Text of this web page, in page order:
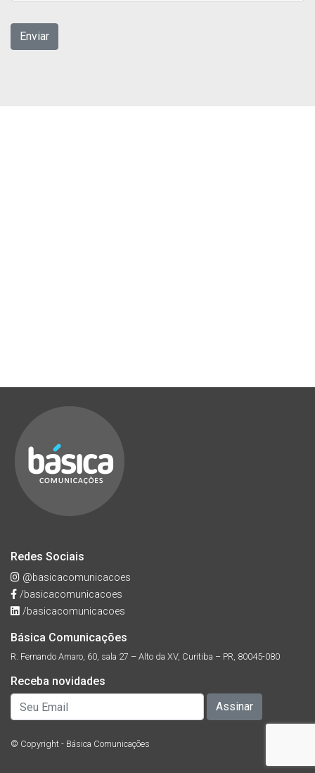
Redes Sociais
@basicacomunicacoes
/basicacomunicacoes
/basicacomunicacoes
Básica Comunicações
R. Fernando Amaro, 60, sala 27 – Alto da XV, Curitiba – PR, 80045-080
Receba novidades
© Copyright - Básica Comunicações